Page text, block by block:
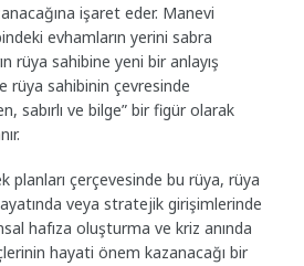
işaret eder. Manevi
evhamların yerini sabra
rüya sahibine yeni bir anlayış
rüya sahibinin çevresinde
sabırlı ve bilge” bir figür olarak
planları çerçevesinde bu rüya, rüya
veya stratejik girişimlerinde
hafıza oluşturma ve kriz anında
hayati önem kazanacağı bir